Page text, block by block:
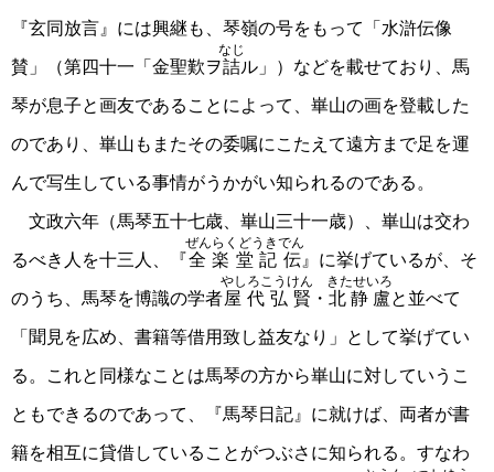
『玄同放言』には興継も、琴嶺の号をもって「水滸伝像
賛」（第四十一「金聖歎ヲ詰
なじ
ル」）などを載せており、馬
琴が息子と画友であることによって、崋山の画を登載した
のであり、崋山もまたその委嘱にこたえて遠方まで足を運
んで写生している事情がうかがい知られるのである。
文政六年（馬琴五十七歳、崋山三十一歳）、崋山は交わ
るべき人を十三人、『全楽堂記伝
ぜんらくどうきでん
』に挙げているが、そ
のうち、馬琴を博識の学者屋代弘賢
やしろこうけん
・ 北静盧
きたせいろ
と並べて
「聞見を広め、書籍等借用致し益友なり」として挙げてい
る。これと同様なことは馬琴の方から崋山に対していうこ
ともできるのであって、『馬琴日記』に就けば、両者が書
籍を相互に貸借していることがつぶさに知られる。すなわ